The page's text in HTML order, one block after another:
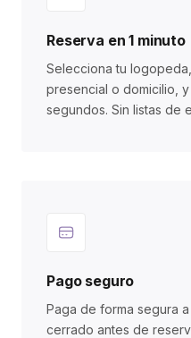
Reserva en 1 minuto
Selecciona tu
presencial o domicilio,
segundos. Sin listas de
Pago seguro
Paga de forma segura
cerrado antes de